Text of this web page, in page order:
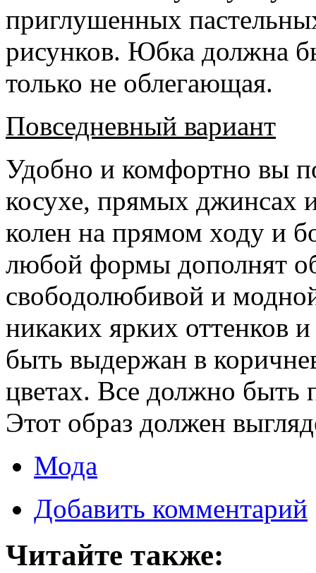
приглушенных
рисунков. Юбка должна
только не облегающая.
Повседневный вариант
Удобно и комфортно вы
косухе, прямых джинсах
колен на прямом ходу и
любой формы дополнят
свободолюбивой и
никаких ярких оттенков
быть выдержан в
цветах. Все должно быть
Этот образ должен
Мода
Добавить комментарий
Читайте также: